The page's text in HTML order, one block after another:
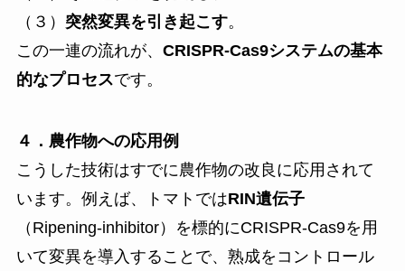
（３） 突然変異を引き起こす。
この一連の流れが、 CRISPR-Cas9システムの基本
的なプロセスです。
４．農作物への応用例
こうした技術はすでに農作物の改良に応用されて
います。例えば、トマトではRIN遺伝子
（Ripening-inhibitor）を標的にCRISPR-Cas9を用
いて変異を導入することで、熟成をコントロール